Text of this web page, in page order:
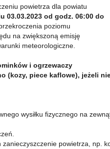
powietrza dla powiatu
03.03.2023 od godz. 06:00 do
poziomu
na zwiększoną emisję
meteorologiczne.
i ogrzewaczy
(kozy, piece kaflowe), jeżeli
wysiłku fizycznego na
zanieczyszczenie powietrza, np.